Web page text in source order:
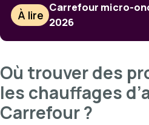
À lire
Carrefour micro-
2026
Où trouver des
les chauffages
Carrefour ?